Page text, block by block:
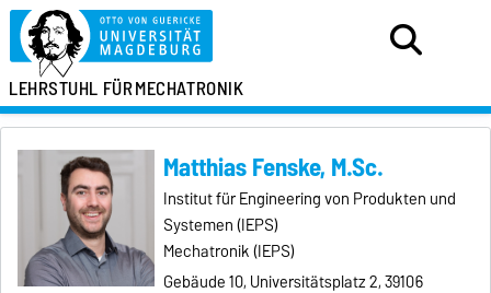
LEHRSTUHL FÜRMECHATRONIK
Matthias Fenske, M.Sc.
Institut für Engineering von Produkten und
Systemen (IEPS)
Mechatronik (IEPS)
Gebäude 10, Universitätsplatz 2, 39106